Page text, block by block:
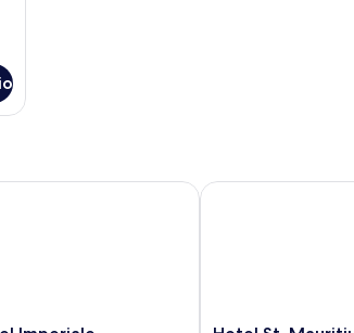
Hotel St. Mauritius